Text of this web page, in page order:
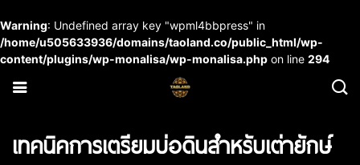
Warning: Undefined array key "wpml4bbpress" in
/home/u505633936/domains/taoland.co/public_html/wp-
content/plugins/wp-monalisa/wp-monalisa.php on line 294
เทคนิคการเตรียมบ่อดินสำหรับเต่ายักษ์